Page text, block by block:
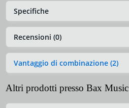
Specifiche
Recensioni (0)
Vantaggio di combinazione (2)
Altri prodotti presso Bax Music